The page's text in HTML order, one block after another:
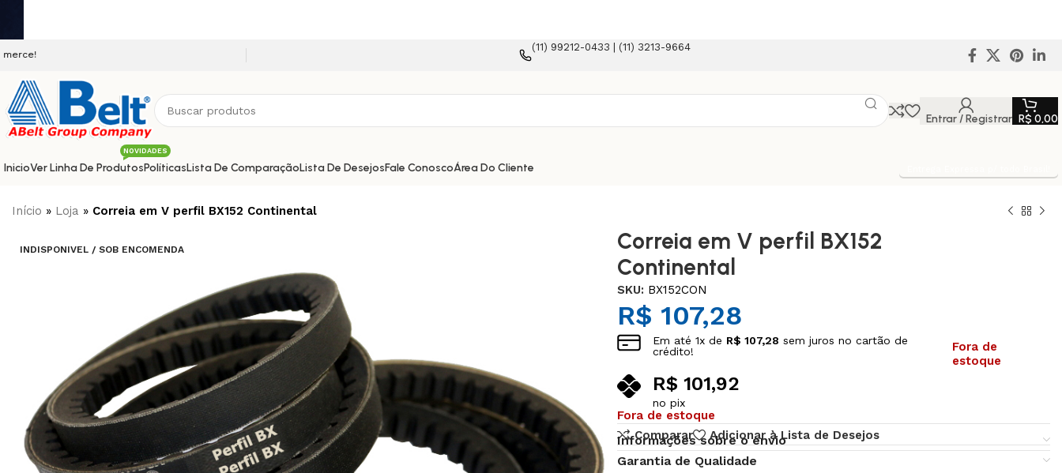
(11) 99212-0433 | (11) 3213-9664
Entrar / Registrar R$ 0,00
InicioVer Linha De Produtos
NOVIDADES
PolíticasLista De ComparaçãoLista De DesejosFale ConoscoÁrea Do Cliente
Início » Loja » Correia em V perfil BX152 Continental
INDISPONIVEL / SOB ENCOMENDA
Correia em V perfil BX152
Continental
SKU: BX152CON
R$ 107,28
Em até1x de R$ 107,28 sem juros no cartão de
crédito!
R$ 101,92
no pix
Fora de
estoque
Fora de estoque
Comparar
Adicionar à Lista de Desejos
Informações sobre o envio
Garantia de Qualidade